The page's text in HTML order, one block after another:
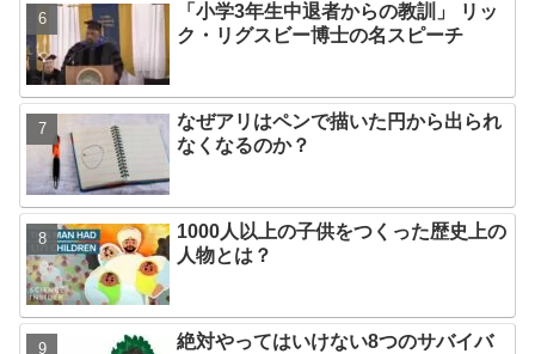
「小学3年生中退者からの教訓」 リッ
ク・リグスビー博士の名スピーチ
なぜアリはペンで描いた円から出られ
なくなるのか？
1000人以上の子供をつくった歴史上の
人物とは？
絶対やってはいけない8つのサバイバ